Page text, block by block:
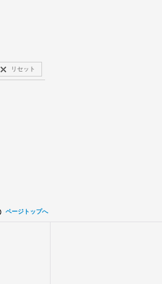
リセット
ページトップへ